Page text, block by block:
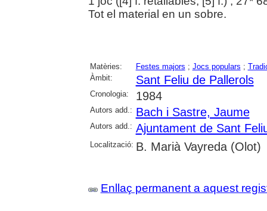
Tot el material en un sobre.
Matèries: Festes majors ; Jocs populars ;
Àmbit:
Sant Feliu de Pallerols
Cronologia: 1984
Autors add.: Bach i Sastre, Jaume
Autors add.: Ajuntament de Sant
Localització: B. Marià Vayreda (Olot)
Enllaç permanent a aquest